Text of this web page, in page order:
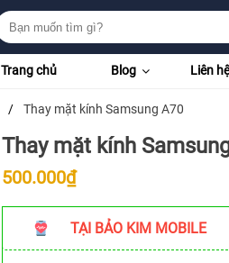
Trang chủ Blog Liên hệ
/ Thay mặt kính Samsung A70
Thay mặt kính
500.000₫
TẠI BẢO KIM MOBILE